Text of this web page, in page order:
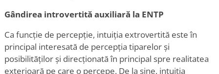
Gândirea introvertită auxiliară la ENTP
Ca funcție de percepție, intuiția extrovertită este în
principal interesată de percepția tiparelor și
posibilităților și direcționată în principal spre realitatea
exterioară pe care o percepe. De la sine, intuiția